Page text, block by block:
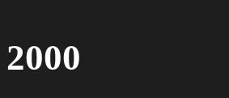
2000